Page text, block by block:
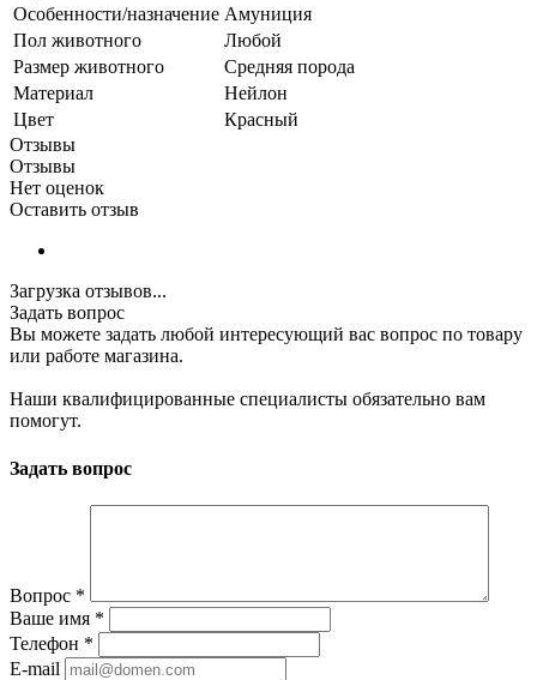
Особенности/назначение Амуниция
Пол животного
Любой
Размер животного
Средняя порода
Материал
Нейлон
Цвет
Красный
Отзывы
Отзывы
Нет оценок
Оставить отзыв
Загрузка отзывов...
Задать вопрос
Вы можете задать любой интересующий вас вопрос по товару
или работе магазина.
Наши квалифицированные специалисты обязательно вам
помогут.
Задать вопрос
Вопрос *
Ваше имя *
Телефон *
E-mail